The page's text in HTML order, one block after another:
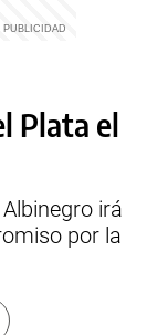
Plata el
irá
por la